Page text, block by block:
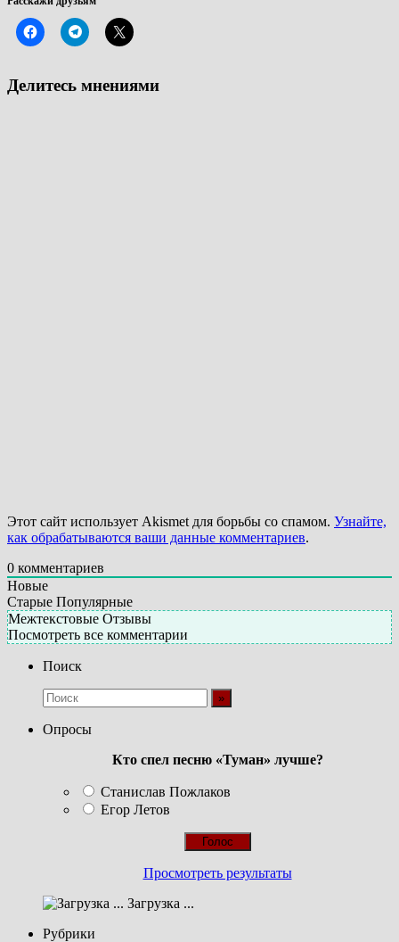
Делитесь мнениями
Этот сайт использует Akismet для борьбы со спамом. Узнайте,
как обрабатываются ваши данные комментариев.
0 комментариев
Новые
Старые Популярные
Межтекстовые Отзывы
Посмотреть все комментарии
Поиск
Опросы
Кто спел песню «Туман» лучше?
Станислав Пожлаков
Егор Летов
Просмотреть результаты
Загрузка ...
Рубрики